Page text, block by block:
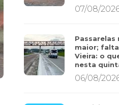
07/08/
Passarelas
maior;
Vieira: o
nesta
06/08/